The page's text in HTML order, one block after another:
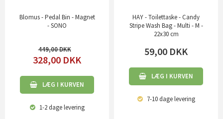
Blomus - Pedal Bin - Magnet
- SONO
449,00
328,00 DKK
LÆG I KURVEN
1-2 dagelevering
HAY - Toilettaske - Candy
Stripe Wash Bag - Multi - M -
22x30 cm
59,00 DKK
LÆG I KURVEN
7-10 dagelevering